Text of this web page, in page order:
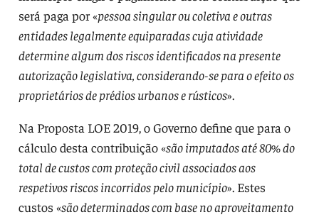
será paga por «pessoa singular ou coletiva e outras
entidades legalmente equiparadas cuja atividade
determine algum dos riscos identificados na presente
autorização legislativa, considerando-se para o efeito os
proprietários de prédios urbanos e rústicos».
Na Proposta LOE 2019, o Governo define que para o
cálculo desta contribuição «são imputados até 80% do
total de custos com proteção civil associados aos
respetivos riscos incorridos pelo município». Estes
custos «são determinados com base no aproveitamento